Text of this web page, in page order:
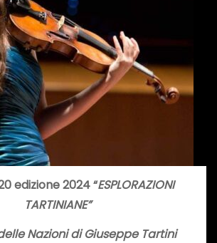
edizione 2024 “ESPLORAZIONI
TARTINIANE”
Nazioni di Giuseppe Tartini